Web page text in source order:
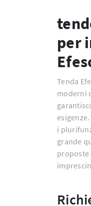
per
Tenda
moderni
i
grande
proposte